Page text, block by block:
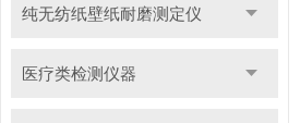
纯无纺纸壁纸耐磨测定仪
医疗类检测仪器